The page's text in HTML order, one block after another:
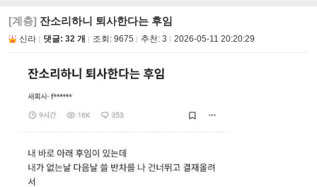
[계층] 잔소리하니 퇴사한다는 후임
신라 댓글: 32 개 조회: 9675 추천: 3 2026-05-11 20:20:29